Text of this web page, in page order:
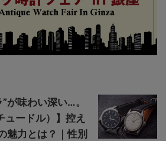
が味わい深い…。
ュードル）】控え
魅力とは？｜性別